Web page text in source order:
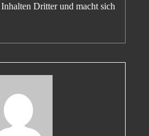
Dritter und macht sich